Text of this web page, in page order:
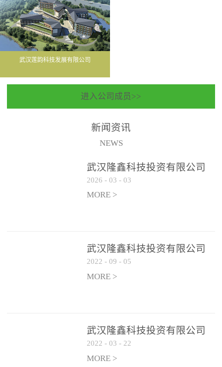
武汉莲韵科技发展有限公司
进入公司成员>>
新闻资讯
NEWS
武汉隆鑫科技投资有限公司
聘请常年法律顾问服务机构
遴选公告
2026 - 03 - 03
MORE >
武汉隆鑫科技投资有限公司
办公用房 空调设备供应商公
开遴选公告
2022 - 09 - 05
MORE >
武汉隆鑫科技投资有限公司
招聘实施方案
2022 - 03 - 22
MORE >